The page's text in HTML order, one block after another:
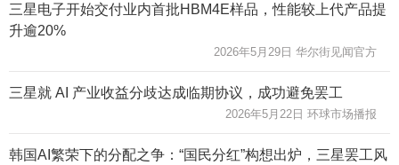
三星电子开始交付业内首批HBM4E样品，性能较上代产品提
升逾20%
2026年5月29日 华尔街见闻官方
三星就 AI 产业收益分歧达成临期协议，成功避免罢工
2026年5月22日 环球市场播报
韩国AI繁荣下的分配之争：“国民分红”构想出炉，三星罢工风